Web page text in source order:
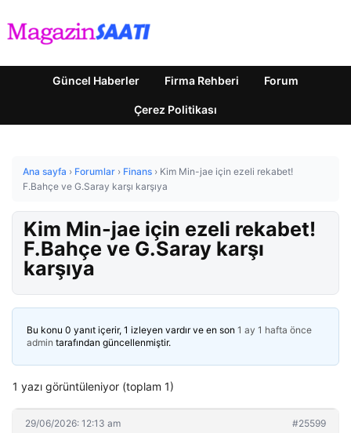
Güncel Haberler Firma Rehberi Forum
Çerez Politikası
Ana sayfa › Forumlar › Finans › Kim Min-jae için ezeli rekabet!
F.Bahçe ve G.Saray karşı karşıya
Kim Min-jae için ezeli rekabet!
F.Bahçe ve G.Saray karşı
karşıya
Bu konu 0 yanıt içerir, 1 izleyen vardır ve en son 1 ay 1 hafta önce
admin tarafından güncellenmiştir.
1 yazı görüntüleniyor (toplam 1)
29/06/2026: 12:13 am #25599